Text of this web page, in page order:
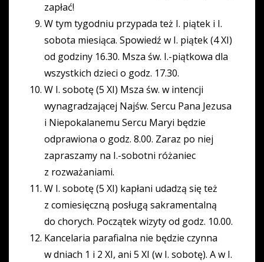
zapłać!
W tym tygodniu przypada też I. piątek i I.
sobota miesiąca. Spowiedź w I. piątek (4 XI)
od godziny 16.30. Msza św. I.-piątkowa dla
wszystkich dzieci o godz. 17.30.
W I. sobotę (5 XI) Msza św. w intencji
wynagradzającej Najśw. Sercu Pana Jezusa
i Niepokalanemu Sercu Maryi będzie
odprawiona o godz. 8.00. Zaraz po niej
zapraszamy na I.-sobotni różaniec
z rozważaniami.
W I. sobotę (5 XI) kapłani udadzą się też
z comiesięczną posługą sakramentalną
do chorych. Początek wizyty od godz. 10.00.
Kancelaria parafialna nie będzie czynna
w dniach 1 i 2 XI, ani 5 XI (w I. sobotę). A w I.